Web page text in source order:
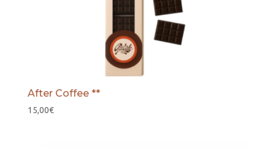
After Coffee **
15,00€